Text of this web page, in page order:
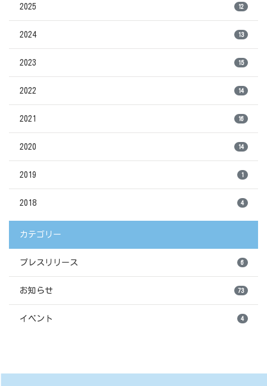
2025 12
2024 13
2023 15
2022 14
2021 16
2020 14
2019 1
2018 4
カテゴリー
プレスリリース 6
お知らせ 73
イベント 4